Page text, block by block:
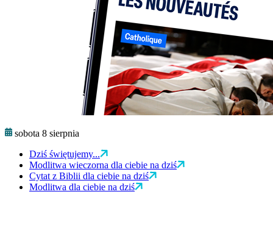
sobota 8 sierpnia
Dziś świętujemy...
Modlitwa wieczorna dla ciebie na dziś
Cytat z Biblii dla ciebie na dziś
Modlitwa dla ciebie na dziś